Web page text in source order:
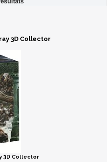
3D Collector
3D Collector